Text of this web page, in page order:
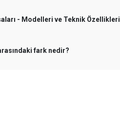
- Modelleri ve Teknik Özellikleri
fark nedir?